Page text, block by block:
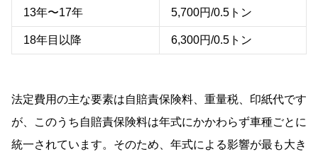
13年〜17年 5,700円/0.5トン
18年目以降 6,300円/0.5トン
法定費用の主な要素は自賠責保険料、重量税、印紙代です
が、このうち自賠責保険料は年式にかかわらず車種ごとに
統一されています。そのため、年式による影響が最も大き